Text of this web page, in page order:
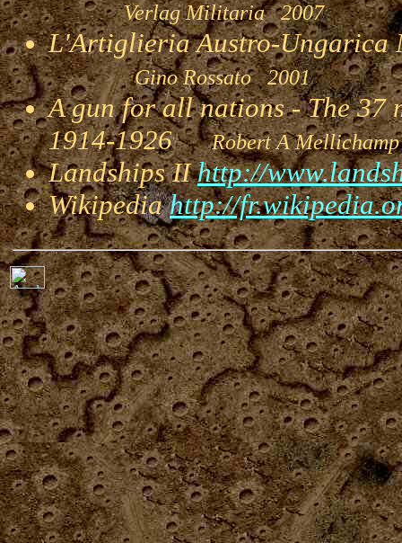
Verlag Militaria 2007
L'Artiglieria Austro-Ungarica
Gino Rossato 2001
A gun for all nations - The 37
1914-1926Robert A
Landships IIhttp://
Wikipediahttp://